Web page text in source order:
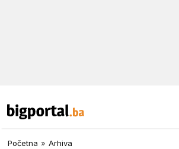
Početna » Arhiva